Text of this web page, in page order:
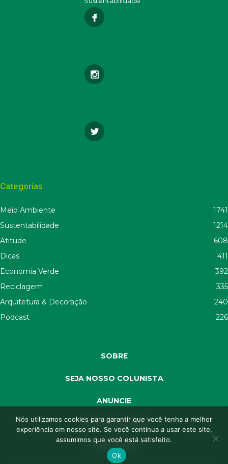
Categorias
Meio Ambiente
1741
Sustentabilidade
1214
Atitude
608
Dicas
411
Economia Verde
392
Reciclagem
335
Arquitetura & Decoração
240
Podcast
226
SOBRE
SEJA NOSSO COLUNISTA
ANUNCIE
SEJA APOIADOR
CONTATO
Nós utilizamos cookies para garantir que você tenha a melhor
experiência em nosso site. Se você continua a usar este site,
assumimos que você está satisfeito.
Ok